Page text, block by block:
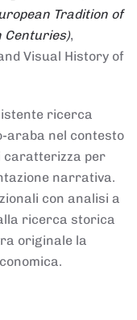
Tradition of
Centuries),
Visual History of
ricerca
araba nel contesto
caratterizza per
narrativa.
con analisi a
ricerca storica
originale la